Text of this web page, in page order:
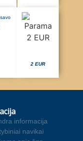
2 EUR
informacija
navikai